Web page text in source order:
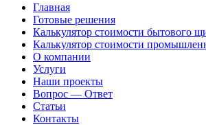
Главная
Готовые решения
Калькулятор стоимости бытового
Калькулятор стоимости
О компании
Услуги
Наши проекты
Вопрос — Ответ
Статьи
Контакты